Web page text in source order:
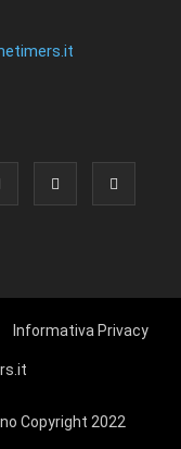
Informativa Privacy
Copyright 2022